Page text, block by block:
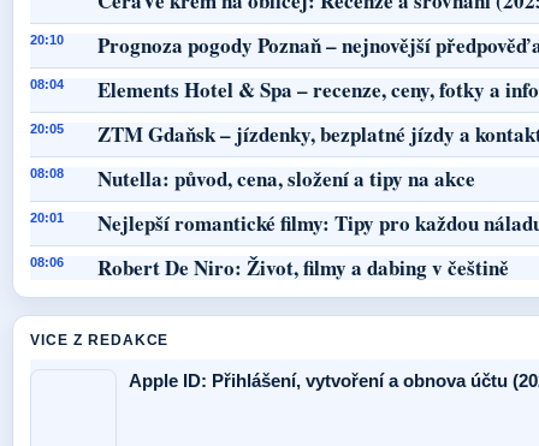
20:10 Prognoza pogody Poznaň – nejnovější předpověď
08:04 Elements Hotel & Spa – recenze, ceny, fotky a
20:05 ZTM Gdaňsk – jízdenky, bezplatné jízdy a
08:08 Nutella: původ, cena, složení a tipy na akce
20:01 Nejlepší romantické filmy: Tipy pro každou
08:06 Robert De Niro: Život, filmy a dabing v češtině
VICE Z REDAKCE
Apple ID: Přihlášení, vytvoření a obnova účtu